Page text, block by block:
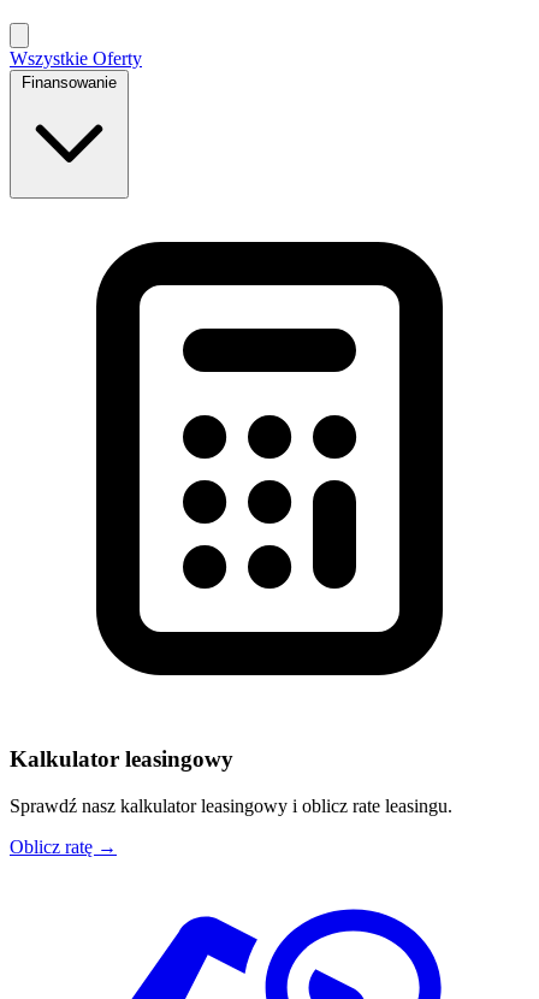
Wszystkie Oferty
Finansowanie
Kalkulator leasingowy
Sprawdź nasz kalkulator leasingowy i oblicz rate leasingu.
Oblicz ratę →